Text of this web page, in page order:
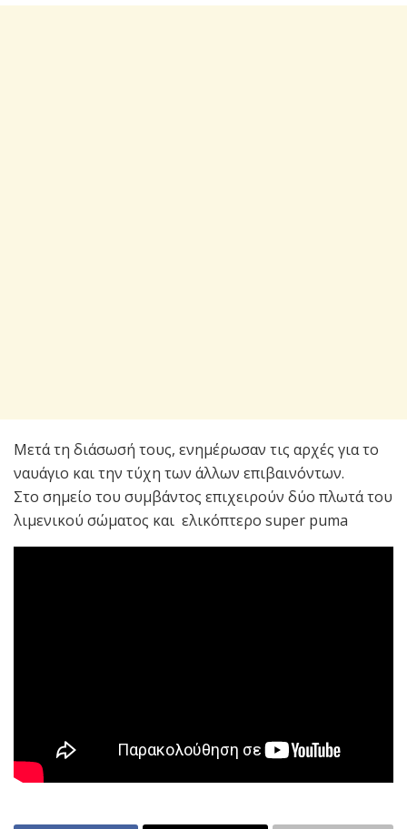
Μετά τη διάσωσή τους, ενημέρωσαν τις αρχές για το
ναυάγιο και την τύχη των άλλων επιβαινόντων.
Στο σημείο του συμβάντος επιχειρούν δύο πλωτά του
λιμενικού σώματος και ελικόπτερο super puma